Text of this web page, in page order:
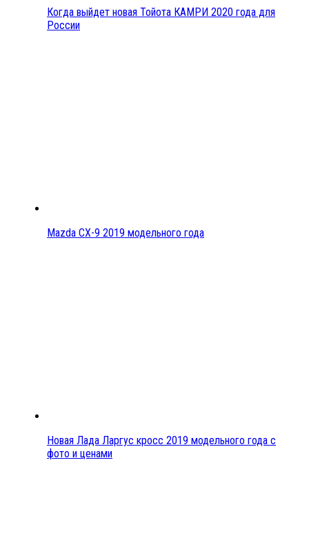
Когда выйдет новая Тойота КАМРИ 2020 года для
России
Mazda CX-9 2019 модельного года
Новая Лада Ларгус кросс 2019 модельного года с
фото и ценами